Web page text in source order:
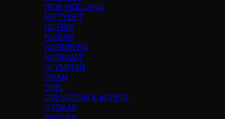
NEW HOLLAND
NIFTYLIFT
NILFISK
NISSAN
NORDBERG
NOREMAT
OLYMPIAN
ONAN
OPEL
ORENSTEIN & KOPPEL
OTOKAR